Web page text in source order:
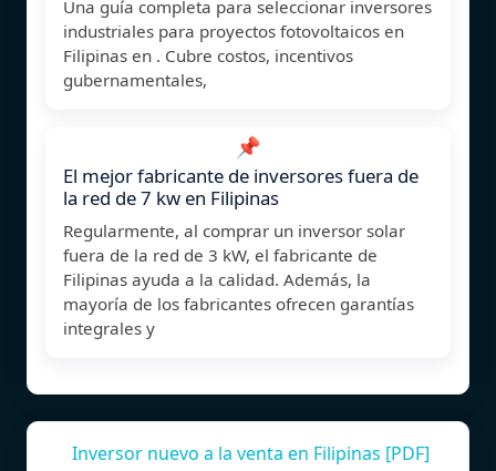
Una guía completa para seleccionar inversores
industriales para proyectos fotovoltaicos en
Filipinas en . Cubre costos, incentivos
gubernamentales,
📌
El mejor fabricante de inversores fuera de
la red de 7 kw en Filipinas
Regularmente, al comprar un inversor solar
fuera de la red de 3 kW, el fabricante de
Filipinas ayuda a la calidad. Además, la
mayoría de los fabricantes ofrecen garantías
integrales y
Inversor nuevo a la venta en Filipinas [PDF]